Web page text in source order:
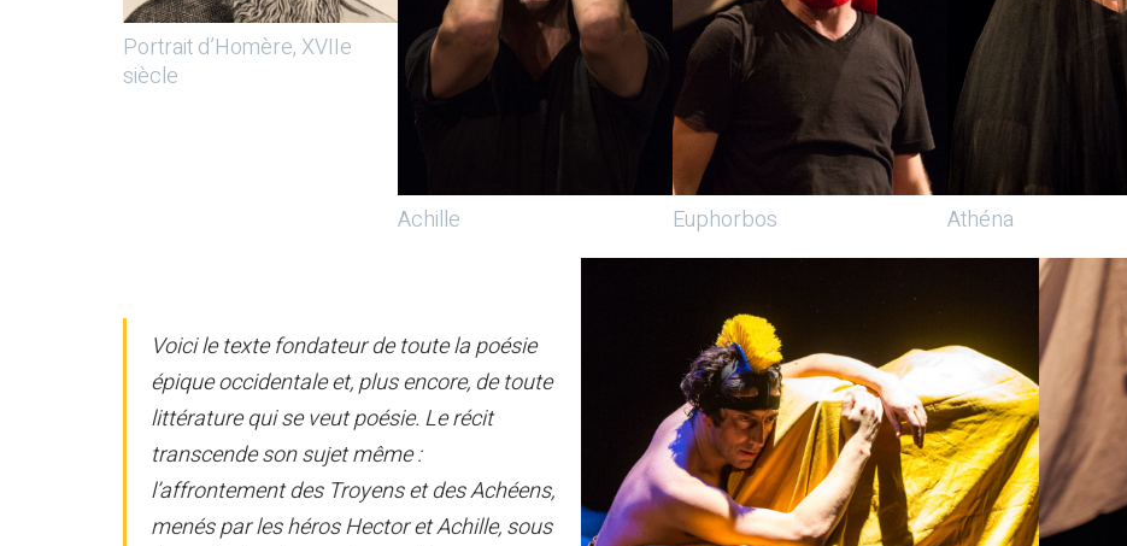
Portrait d’Homère, XVIIe
siècle
Achille Euphorbos Athéna
Voici le texte fondateur de toute la poésie
épique occidentale et, plus encore, de toute
littérature qui se veut poésie. Le récit
transcende son sujet même :
l’affrontement des Troyens et des Achéens,
menés par les héros Hector et Achille, sous